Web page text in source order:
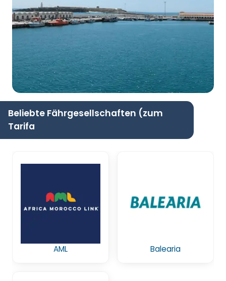
Beliebte Fährgesellschaften (zum
Tarifa
AML Balearia